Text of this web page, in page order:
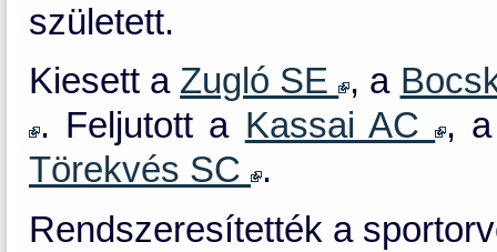
született.
Kiesett a Zugló SE , a
. Feljutott a Kassai AC ,
Törekvés SC
.
Rendszeresítették a